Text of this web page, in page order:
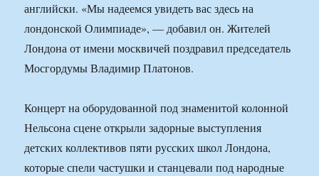
английски. «Мы надеемся увидеть вас здесь на
лондонской Олимпиаде», — добавил он. Жителей
Лондона от имени москвичей поздравил председатель
Мосгордумы Владимир Платонов.
Концерт на оборудованной под знаменитой колонной
Нельсона сцене открыли задорные выступления
детских коллективов пяти русских школ Лондона,
которые спели частушки и станцевали под народные